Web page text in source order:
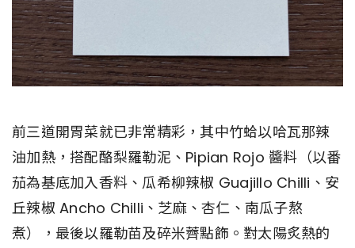
前三道開胃菜就已非常精彩，其中竹蛤以哈瓦那辣
油加熱，搭配酪梨羅勒泥、Pipian Rojo 醬料（以番
茄為基底加入香料、瓜希柳辣椒 Guajillo Chilli、安
丘辣椒 Ancho Chilli、芝麻、杏仁、南瓜子熬
煮），最後以羅勒苗及碎米薺點飾。對太陽炙熱的